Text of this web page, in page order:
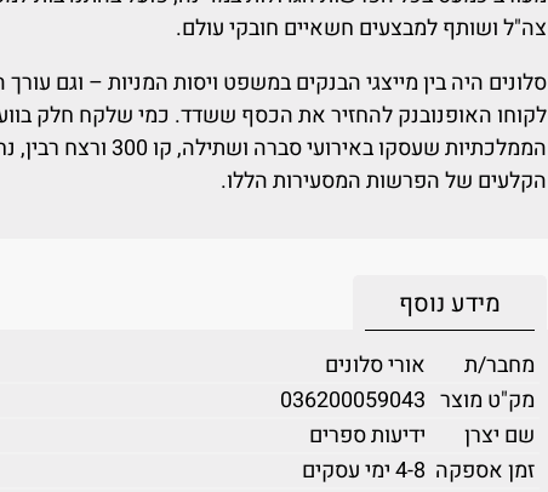
צה"ל ושותף למבצעים חשאיים חובקי עולם.
סלונים היה בין מייצגי הבנקים במשפט ויסות המניות – וגם
לקוחו האופנובנק להחזיר את הכסף ששדד. כמי שלקח חלק
הממלכתיות שעסקו באירועי סברה
הקלעים של הפרשות המסעירות הללו.
מידע נוסף
מחבר/ת
אורי סלונים
מק"ט מוצר 036200059043
שם יצרן
ידיעות ספרים
זמן אספקה 4-8 ימי עסקים